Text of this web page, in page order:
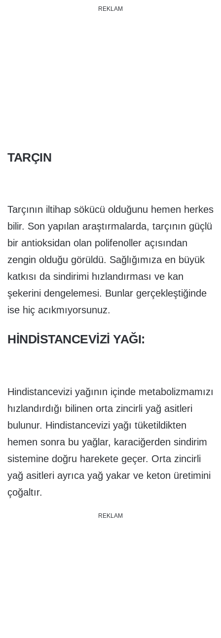
REKLAM
TARÇIN
Tarçının iltihap sökücü olduğunu hemen herkes
bilir. Son yapılan araştırmalarda, tarçının güçlü
bir antioksidan olan polifenoller açısından
zengin olduğu görüldü. Sağlığımıza en büyük
katkısı da sindirimi hızlandırması ve kan
şekerini dengelemesi. Bunlar gerçekleştiğinde
ise hiç acıkmıyorsunuz.
HINDISTANCEVIZI YAĞI:
Hindistancevizi yağının içinde metabolizmamızı
hızlandırdığı bilinen orta zincirli yağ asitleri
bulunur. Hindistancevizi yağı tüketildikten
hemen sonra bu yağlar, karaciğerden sindirim
sistemine doğru harekete geçer. Orta zincirli
yağ asitleri ayrıca yağ yakar ve keton üretimini
çoğaltır.
REKLAM